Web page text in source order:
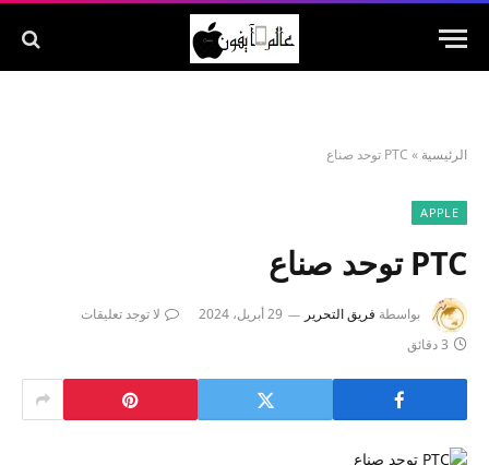
الرئيسية » PTC توحد صناع
APPLE
PTC توحد صناع
بواسطة فريق التحرير 29 أبريل، 2024
لا توجد تعليقات
3 دقائق